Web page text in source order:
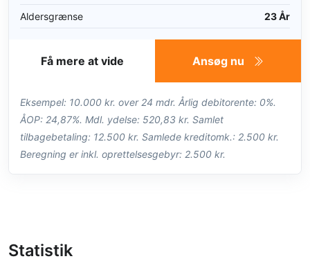
Aldersgrænse
23 År
Ansøg nu
Få mere at vide
Eksempel: 10.000 kr. over 24 mdr. Årlig debitorente: 0%.
ÅOP: 24,87%. Mdl. ydelse: 520,83 kr. Samlet
tilbagebetaling: 12.500 kr. Samlede kreditomk.: 2.500 kr.
Beregning er inkl. oprettelsesgebyr: 2.500 kr.
Statistik